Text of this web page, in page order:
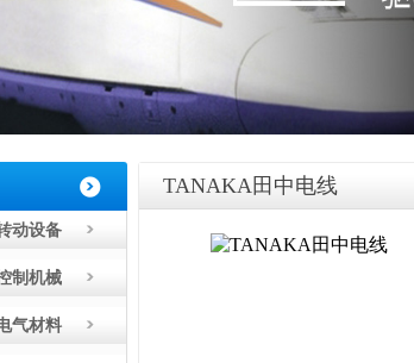
动设备
制机械
气材料
TANAKA田中电线